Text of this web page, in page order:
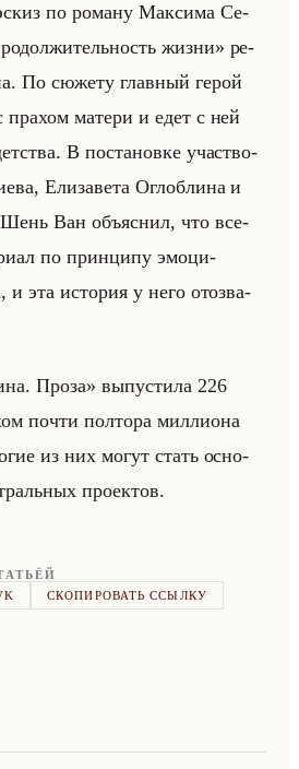
по ро­ма­ну Мак­си­ма Се­
жизни» ре­
По сю­же­ту глав­ный герой
ма­те­ри и едет с ней
В по­ста­нов­ке участ­во­
Ели­за­ве­та Ог­лоб­ли­на и
Ван объяс­нил, что все­
по прин­ци­пу эмо­ци­
и эта ис­то­рия у него ото­зва­
Проза» вы­пу­сти­ла 226
почти пол­то­ра мил­ли­она
из них могут стать ос­но­
про­ек­тов.
СКОПИРОВАТЬ ССЫЛКУ